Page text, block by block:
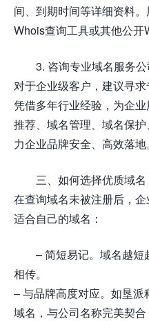
间、到期时间等详细资料
Whois查询工具或其他公开
3. 咨询专业域名服务公
对于企业级客户，建议寻
凭借多年行业经验，为企
推荐、域名管理、域名保
力企业品牌安全、高效落地。
三、如何选择优质域名
在查询域名未被注册后，
适合自己的域名：
– 简短易记。域名越短
相传。
– 与品牌高度对应。如垦派
域名，与公司名称完美契合